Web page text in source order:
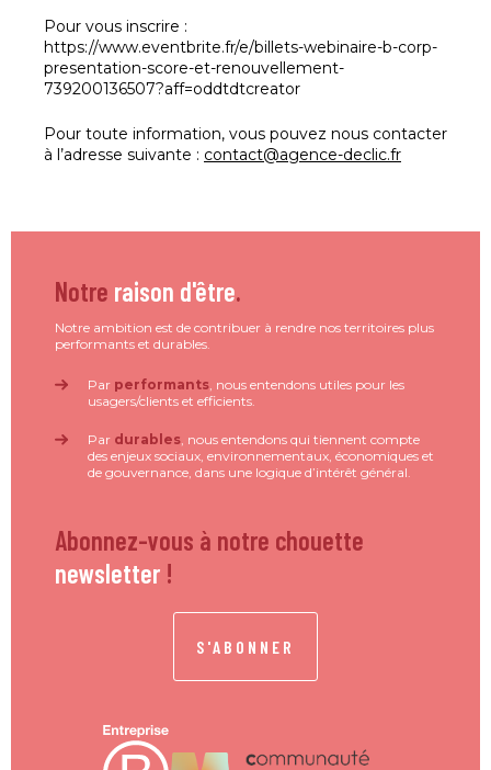
Pour vous inscrire :
https://www.eventbrite.fr/e/billets-webinaire-b-corp-
presentation-score-et-renouvellement-
739200136507?aff=oddtdtcreator
Pour toute information, vous pouvez nous contacter
à l’adresse suivante : contact@agence-declic.fr
Notre raison d'être.
Notre ambition est de contribuer à rendre nos territoires plus
performants et durables.
Par performants, nous entendons utiles pour les
usagers/clients et efficients.
Par durables, nous entendons qui tiennent compte
des enjeux sociaux, environnementaux, économiques et
de gouvernance, dans une logique d’intérêt général.
Abonnez-vous à notre chouette
newsletter !
S'ABONNER